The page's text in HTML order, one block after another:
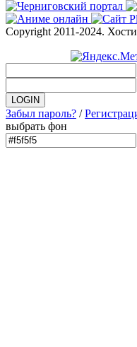
Copyright 2011-2024.
Забыл пароль? /
выбрать фон